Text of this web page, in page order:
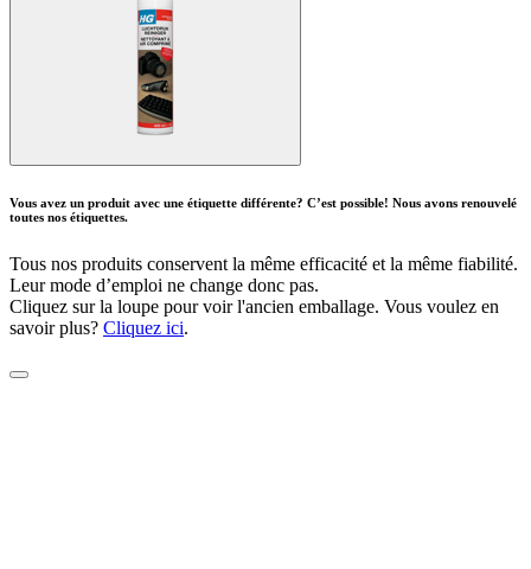
Vous avez un produit avec une étiquette différente? C’est possible! Nous avons renouvelé
toutes nos étiquettes.
Tous nos produits conservent la même efficacité et la même fiabilité.
Leur mode d’emploi ne change donc pas.
Cliquez sur la loupe pour voir l'ancien emballage. Vous voulez en
savoir plus? Cliquez ici.